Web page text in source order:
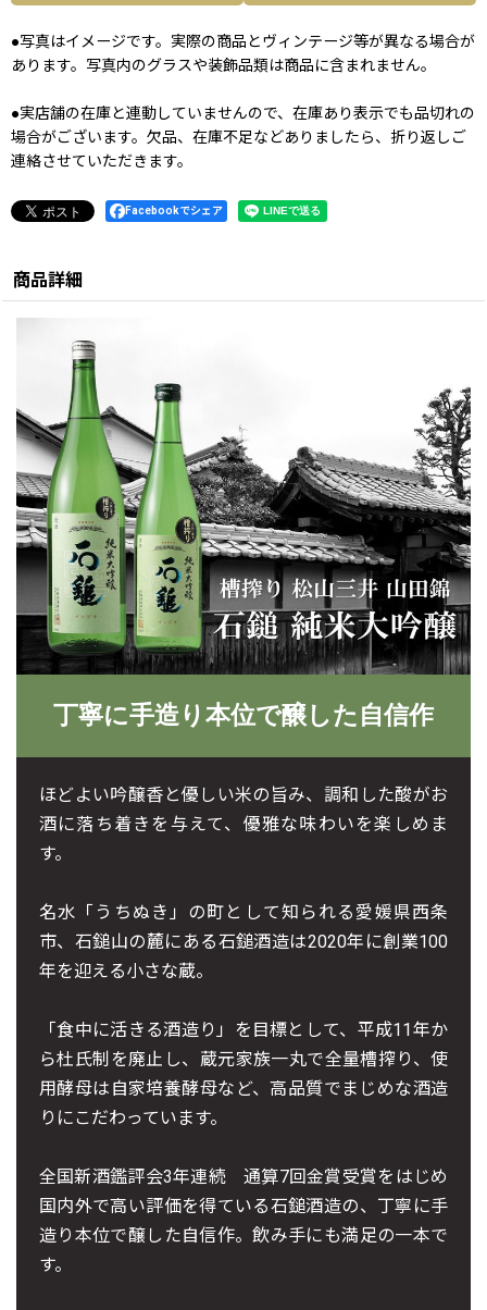
●写真はイメージです。実際の商品とヴィンテージ等が異なる場合が
あります。写真内のグラスや装飾品類は商品に含まれません。
●実店舗の在庫と連動していませんので、在庫あり表示でも品切れの
場合がございます。欠品、在庫不足などありましたら、折り返しご
連絡させていただきます。
Facebookでシェア
商品詳細
丁寧に手造り本位で醸した自信作
ほどよい吟醸香と優しい米の旨み、調和した酸がお
酒に落ち着きを与えて、優雅な味わいを楽しめま
す。
名水「うちぬき」の町として知られる愛媛県西条
市、石鎚山の麓にある石鎚酒造は2020年に創業100
年を迎える小さな蔵。
「食中に活きる酒造り」を目標として、平成11年か
ら杜氏制を廃止し、蔵元家族一丸で全量槽搾り、使
用酵母は自家培養酵母など、高品質でまじめな酒造
りにこだわっています。
全国新酒鑑評会3年連続 通算7回金賞受賞をはじめ
国内外で高い評価を得ている石鎚酒造の、丁寧に手
造り本位で醸した自信作。飲み手にも満足の一本で
す。